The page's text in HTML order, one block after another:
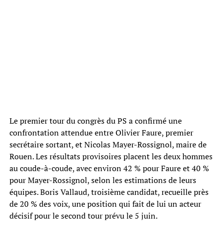
Le premier tour du congrès du PS a confirmé une
confrontation attendue entre Olivier Faure, premier
secrétaire sortant, et Nicolas Mayer-Rossignol, maire de
Rouen. Les résultats provisoires placent les deux hommes
au coude-à-coude, avec environ 42 % pour Faure et 40 %
pour Mayer-Rossignol, selon les estimations de leurs
équipes. Boris Vallaud, troisième candidat, recueille près
de 20 % des voix, une position qui fait de lui un acteur
décisif pour le second tour prévu le 5 juin.